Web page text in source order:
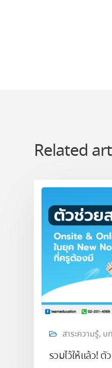
Related
สาระความรู้, บ
รวมไว้ให้แล้ว!